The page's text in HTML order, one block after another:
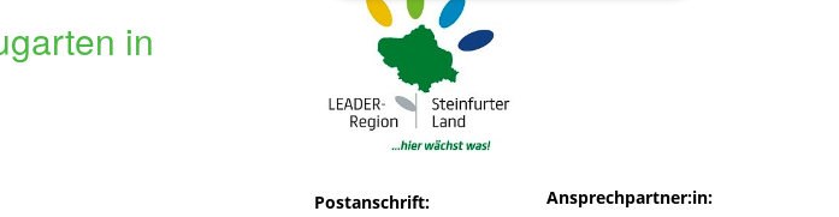
in
Postanschrift:
Ansprechpartner:in: